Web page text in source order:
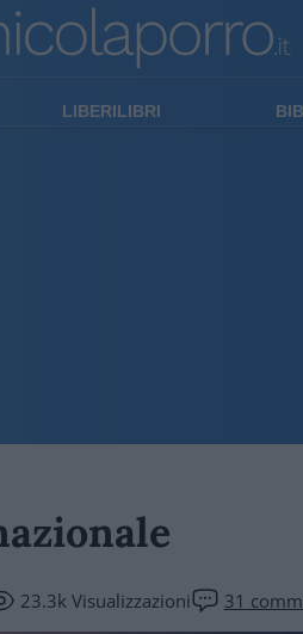
LIBERILIBRI
23.3kVisualizzazioni 31